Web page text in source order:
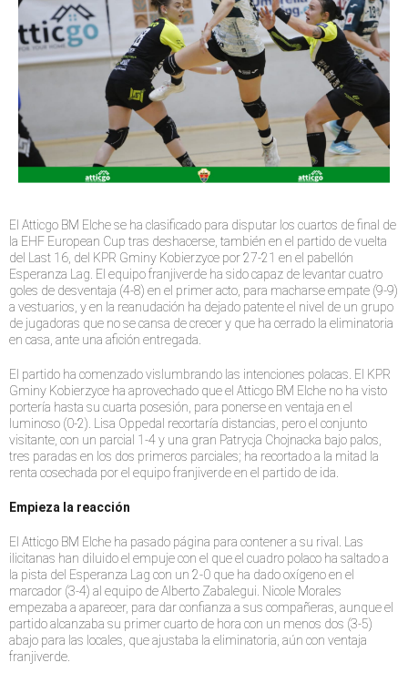
El Atticgo BM Elche se ha clasificado para disputar los cuartos de final de
la EHF European Cup tras deshacerse, también en el partido de vuelta
del Last 16, del KPR Gminy Kobierzyce por 27-21 en el pabellón
Esperanza Lag. El equipo franjiverde ha sido capaz de levantar cuatro
goles de desventaja (4-8) en el primer acto, para macharse empate (9-9)
a vestuarios, y en la reanudación ha dejado patente el nivel de un grupo
de jugadoras que no se cansa de crecer y que ha cerrado la eliminatoria
en casa, ante una afición entregada.
El partido ha comenzado vislumbrando las intenciones polacas. El KPR
Gminy Kobierzyce ha aprovechado que el Atticgo BM Elche no ha visto
portería hasta su cuarta posesión, para ponerse en ventaja en el
luminoso (0-2). Lisa Oppedal recortaría distancias, pero el conjunto
visitante, con un parcial 1-4 y una gran Patrycja Chojnacka bajo palos,
tres paradas en los dos primeros parciales; ha recortado a la mitad la
renta cosechada por el equipo franjiverde en el partido de ida.
Empieza la reacción
El Atticgo BM Elche ha pasado página para contener a su rival. Las
ilicitanas han diluido el empuje con el que el cuadro polaco ha saltado a
la pista del Esperanza Lag con un 2-0 que ha dado oxígeno en el
marcador (3-4) al equipo de Alberto Zabalegui. Nicole Morales
empezaba a aparecer, para dar confianza a sus compañeras, aunque el
partido alcanzaba su primer cuarto de hora con un menos dos (3-5)
abajo para las locales, que ajustaba la eliminatoria, aún con ventaja
franjiverde.